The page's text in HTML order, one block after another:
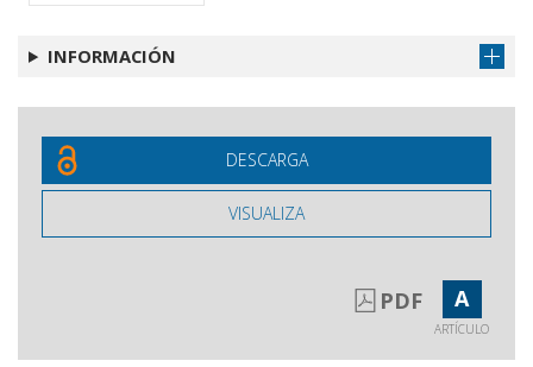
Indici precedenti Obtener artículo
Kykéion Obtener artículo
INFORMACIÓN
DESCARGA
VISUALIZA
PDF A
ARTÍCULO